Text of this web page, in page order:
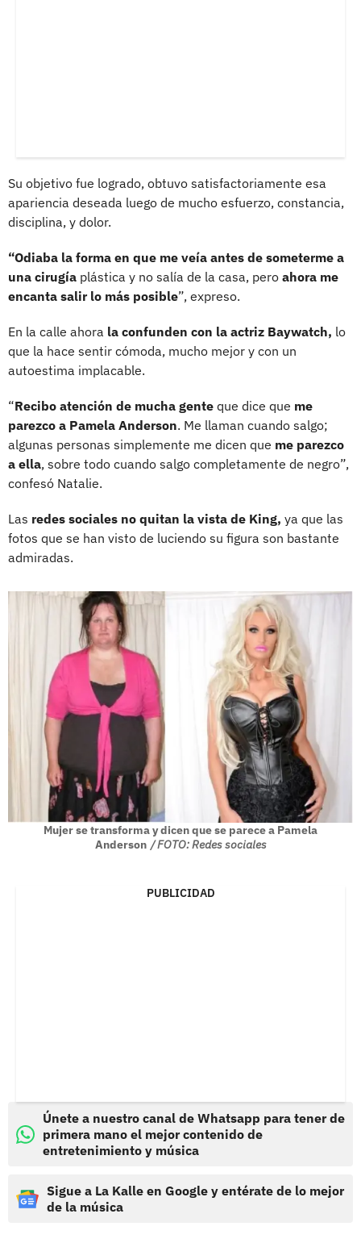
Su objetivo fue logrado, obtuvo satisfactoriamente esa
apariencia deseada luego de mucho esfuerzo, constancia,
disciplina, y dolor.
“Odiaba la forma en que me veía antes de someterme a
una cirugía plástica y no salía de la casa, pero ahora me
encanta salir lo más posible”, expreso.
En la calle ahora la confunden con la actriz Baywatch, lo
que la hace sentir cómoda, mucho mejor y con un
autoestima implacable.
“Recibo atención de mucha gente que dice que me
parezco a Pamela Anderson. Me llaman cuando salgo;
algunas personas simplemente me dicen que me parezco
a ella, sobre todo cuando salgo completamente de negro”,
confesó Natalie.
Las redes sociales no quitan la vista de King, ya que las
fotos que se han visto de luciendo su figura son bastante
admiradas.
Mujer se transforma y dicen que se parece a Pamela
Anderson / FOTO: Redes sociales
PUBLICIDAD
Únete a nuestro canal de Whatsapp para tener de
primera mano el mejor contenido de
entretenimiento y música
Sigue a La Kalle en Google y entérate de lo mejor
de la música